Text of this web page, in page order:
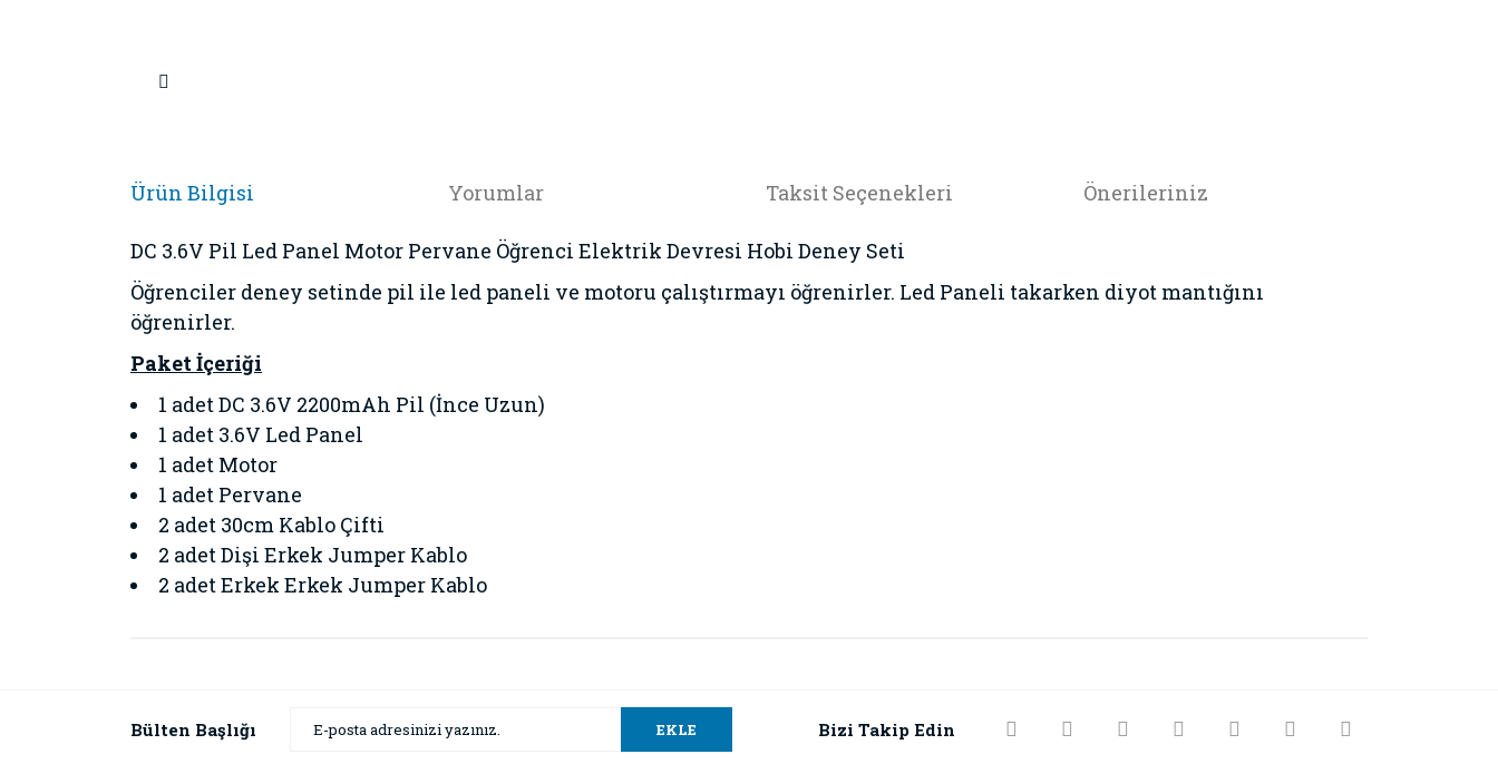
Ürün Bilgisi Yorumlar Taksit Seçenekleri Önerileriniz
DC 3.6V Pil Led Panel Motor Pervane Öğrenci Elektrik Devresi Hobi Deney Seti
Öğrenciler deney setinde pil ile led paneli ve motoru çalıştırmayı öğrenirler. Led Paneli takarken diyot mantığını
öğrenirler.
Paket İçeriği
1 adet DC 3.6V 2200mAh Pil (İnce Uzun)
1 adet 3.6V Led Panel
1 adet Motor
1 adet Pervane
2 adet 30cm Kablo Çifti
2 adet Dişi Erkek Jumper Kablo
2 adet Erkek Erkek Jumper Kablo
Ürün resmi kalitesiz, bozuk veya görüntülenemiyor.
Bülten Başlığı EKLE Bizi Takip Edin